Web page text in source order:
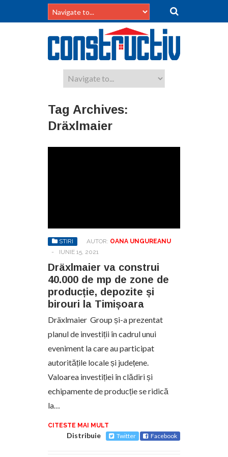
Tag Archives:
Dräxlmaier
STIRI AUTOR: OANA UNGUREANU
-
IUNIE 15, 2021
Dräxlmaier va construi
40.000 de mp de zone de
producție, depozite și
birouri la Timișoara
Dräxlmaier Group și-a prezentat
planul de investiții în cadrul unui
eveniment la care au participat
autoritățile locale și județene.
Valoarea investiției în clădiri și
echipamente de producție se ridică
la…
CITESTE MAI MULT
Distribuie Twitter Facebook